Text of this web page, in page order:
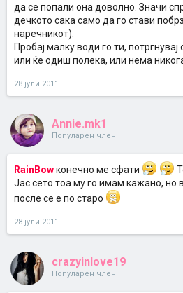
да се попали она доволно. Значи
дечкото сака само да го стави
наречникот).
Пробај малку води го ти,
или ќе одиш полека, или нема
28 јули 2011
Annie.mk1
Популарен член
RainBowконечно ме сфати
Јас сето тоа му го имам кажано, но
после се е по старо
28 јули 2011
crazyinlove19
Популарен член